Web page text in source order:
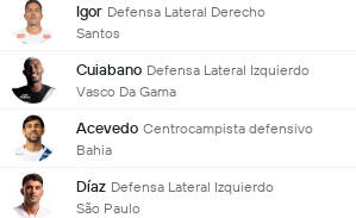
Igor Defensa Lateral Derecho
Santos
Cuiabano Defensa Lateral Izquierdo
Vasco Da Gama
Acevedo Centrocampista defensivo
Bahia
Díaz Defensa Lateral Izquierdo
São Paulo